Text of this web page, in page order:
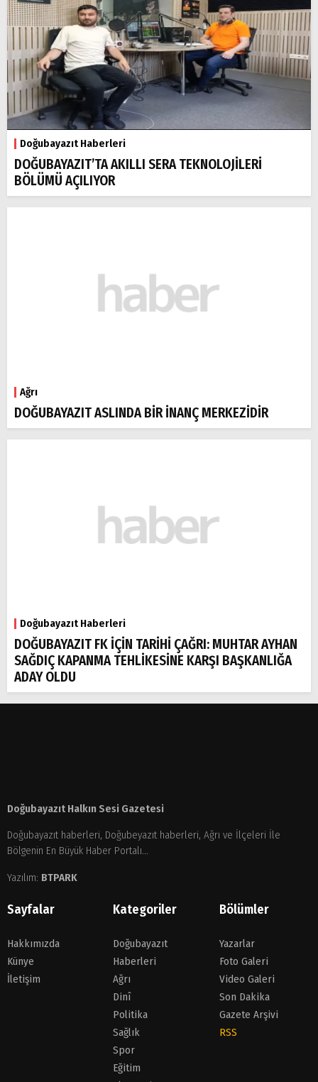
Doğubayazıt Haberleri
DOĞUBAYAZIT’TA AKILLI SERA TEKNOLOJİLERİ
BÖLÜMÜ AÇILIYOR
Ağrı
DOĞUBAYAZIT ASLINDA BİR İNANÇ MERKEZİDİR
Doğubayazıt Haberleri
DOĞUBAYAZIT FK İÇİN TARİHİ ÇAĞRI: MUHTAR AYHAN
SAĞDIÇ KAPANMA TEHLİKESİNE KARŞI BAŞKANLIĞA
ADAY OLDU
Doğubayazıt Halkın Sesi Gazetesi
Doğubayazıt haberleri, Doğubeyazıt haberleri, Ağrı ve İlçeleri İle
Bölgenin En Büyük Haber Portalı...
Yazılım: BTPARK
Sayfalar
Hakkımızda
Künye
İletişim
Kategoriler
Doğubayazıt
Haberleri
Ağrı
Dinî
Politika
Sağlık
Spor
Eğitim
Bölümler
Yazarlar
Foto Galeri
Video Galeri
Son Dakika
Gazete Arşivi
RSS